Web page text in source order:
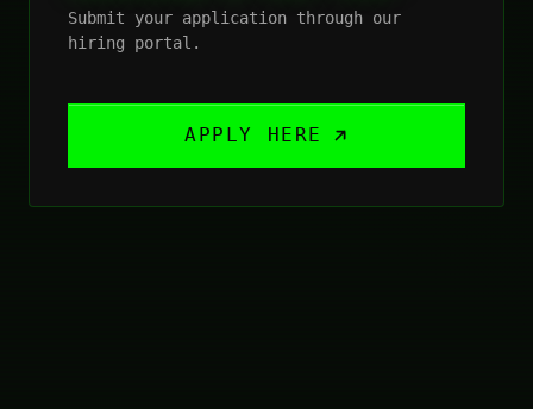
Submit your application through our
hiring portal.
APPLY HERE